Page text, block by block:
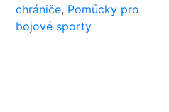
chrániče, Pomůcky pro
bojové sporty